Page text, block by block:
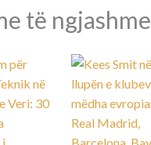
të ngjashme